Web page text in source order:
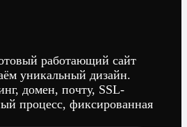
работающий сайт
уникальный дизайн.
домен, почту, SSL-
процесс, фиксированная